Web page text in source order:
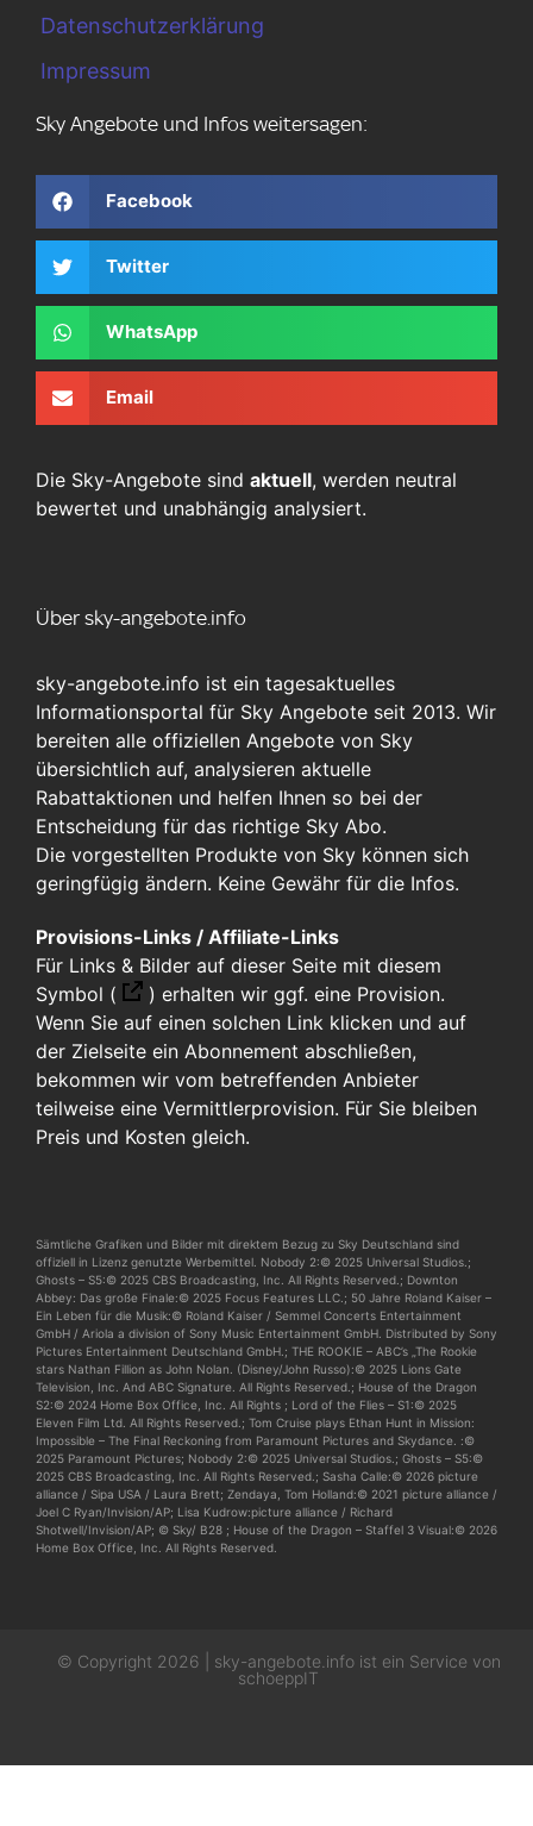
Datenschutzerklärung
Impressum
Sky Angebote und Infos weitersagen:
Facebook
Twitter
WhatsApp
Email
Die Sky-Angebote sind aktuell, werden neutral
bewertet und unabhängig analysiert.
Über sky-angebote.info
sky-angebote.info ist ein tagesaktuelles
Informationsportal für Sky Angebote seit 2013. Wir
bereiten alle offiziellen Angebote von Sky
übersichtlich auf, analysieren aktuelle
Rabattaktionen und helfen Ihnen so bei der
Entscheidung für das richtige Sky Abo.
Die vorgestellten Produkte von Sky können sich
geringfügig ändern. Keine Gewähr für die Infos.
Provisions-Links / Affiliate-Links
Für Links & Bilder auf dieser Seite mit diesem
Symbol (
) erhalten wir ggf. eine Provision.
Wenn Sie auf einen solchen Link klicken und auf
der Zielseite ein Abonnement abschließen,
bekommen wir vom betreffenden Anbieter
teilweise eine Vermittlerprovision. Für Sie bleiben
Preis und Kosten gleich.
Sämtliche Grafiken und Bilder mit direktem Bezug zu Sky Deutschland sind
offiziell in Lizenz genutzte Werbemittel. Nobody 2:© 2025 Universal Studios.;
Ghosts – S5:© 2025 CBS Broadcasting, Inc. All Rights Reserved.; Downton
Abbey: Das große Finale:© 2025 Focus Features LLC.; 50 Jahre Roland Kaiser –
Ein Leben für die Musik:© Roland Kaiser / Semmel Concerts Entertainment
GmbH / Ariola a division of Sony Music Entertainment GmbH. Distributed by Sony
Pictures Entertainment Deutschland GmbH.; THE ROOKIE – ABC’s „The Rookie
stars Nathan Fillion as John Nolan. (Disney/John Russo):© 2025 Lions Gate
Television, Inc. And ABC Signature. All Rights Reserved.; House of the Dragon
S2:© 2024 Home Box Office, Inc. All Rights ; Lord of the Flies – S1:© 2025
Eleven Film Ltd. All Rights Reserved.; Tom Cruise plays Ethan Hunt in Mission:
Impossible – The Final Reckoning from Paramount Pictures and Skydance. :©
2025 Paramount Pictures; Nobody 2:© 2025 Universal Studios.; Ghosts – S5:©
2025 CBS Broadcasting, Inc. All Rights Reserved.; Sasha Calle:© 2026 picture
alliance / Sipa USA / Laura Brett; Zendaya, Tom Holland:© 2021 picture alliance /
Joel C Ryan/Invision/AP; Lisa Kudrow:picture alliance / Richard
Shotwell/Invision/AP; © Sky/ B28 ; House of the Dragon – Staffel 3 Visual:© 2026
Home Box Office, Inc. All Rights Reserved.
© Copyright 2026 | sky-angebote.info ist ein Service von
schoeppIT